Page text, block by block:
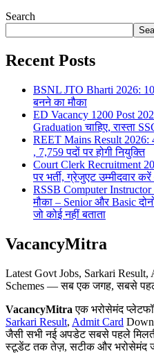
Search
Recent Posts
BSNL JTO Bharti 2026:
बनने का मौका
ED Vacancy 1200 Post
Graduation चाहिए, रास्ता
REET Mains Result 2026:
, 7,759 पदों पर होगी नियुक्ति
Court Clerk Recruitment
पर भर्ती, ग्रेजुएट उम्मीदवार
RSSB Computer
मौका – Senior और Basic
जो कोई नहीं बताता
VacancyMitra
Latest Govt Jobs, Sarkari
Schemes — सब एक जगह, सबसे
VacancyMitra एक भरोसेमंद
Sarkari Result, Admit Card
जैसी सभी नई अपडेट सबसे पहले
स्टूडेंट तक तेज़, सटीक और भरोसेमंद